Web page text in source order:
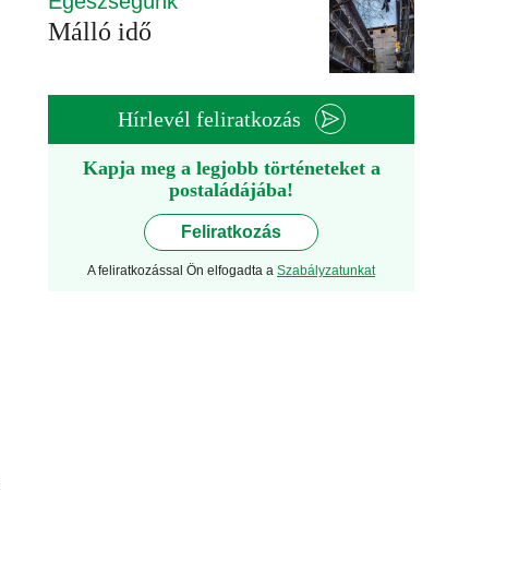
Málló idő
Hírlevél feliratkozás
Kapja meg a legjobb történeteket a
postaládájába!
Feliratkozás
A feliratkozással Ön elfogadta a Szabályzatunkat